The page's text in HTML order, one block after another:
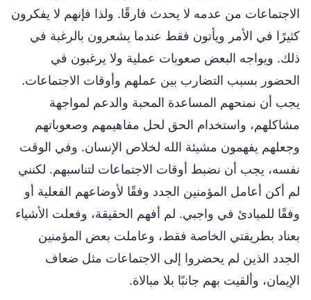
الاجتماعات من عدمه لا يحدث فارقًا. ولذا فإنهم لا يفكرون
كثيرًا في الأمر ويأتون فقط عندما يشعرون بالرغبة في
ذلك. ويواجه البعض صعوبات عملية ولا يرغبون في
الحضور بسبب التضارب بين عملهم وأوقات الاجتماعات.
يجب أن نمنحهم المساعدة المحبة والدعم لمواجهة
مشاكلهم، واستخدام الحق لحل مفاهيمهم وصعوباتهم
وجعلهم يفهمون مشيئة الله لخلاص الإنسان. وفي الوقت
نفسه، يجب أن نضبط أوقات الاجتماعات لتناسبهم. لكنني
لم أكن أعامل المؤمنين الجدد وفقًا لأوضاعهم الفعلية أو
وفقًا للمبادئ في واجبي. لم أفهم الحقيقة، وفعلت الأشياء
بعناد بطريقتي الخاصة فقط، وعاملت بعض المؤمنين
الجدد الذين لم يحضروا إلى الاجتماعات مثل ضعاف
الإيمان، وألقيت بهم جانبًا بلا مبالاة.